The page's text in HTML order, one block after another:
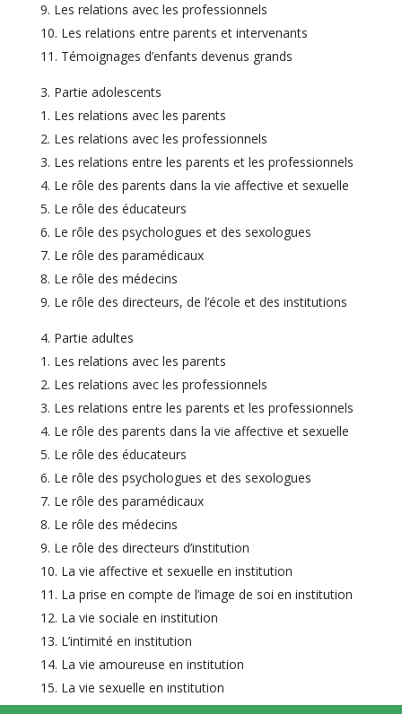
Les relations avec les professionnels
Les relations entre parents et intervenants
Témoignages d’enfants devenus grands
Partie adolescents
Les relations avec les parents
Les relations avec les professionnels
Les relations entre les parents et les professionnels
Le rôle des parents dans la vie affective et sexuelle
Le rôle des éducateurs
Le rôle des psychologues et des sexologues
Le rôle des paramédicaux
Le rôle des médecins
Le rôle des directeurs, de l’école et des institutions
Partie adultes
Les relations avec les parents
Les relations avec les professionnels
Les relations entre les parents et les professionnels
Le rôle des parents dans la vie affective et sexuelle
Le rôle des éducateurs
Le rôle des psychologues et des sexologues
Le rôle des paramédicaux
Le rôle des médecins
Le rôle des directeurs d’institution
La vie affective et sexuelle en institution
La prise en compte de l’image de soi en institution
La vie sociale en institution
L’intimité en institution
La vie amoureuse en institution
La vie sexuelle en institution